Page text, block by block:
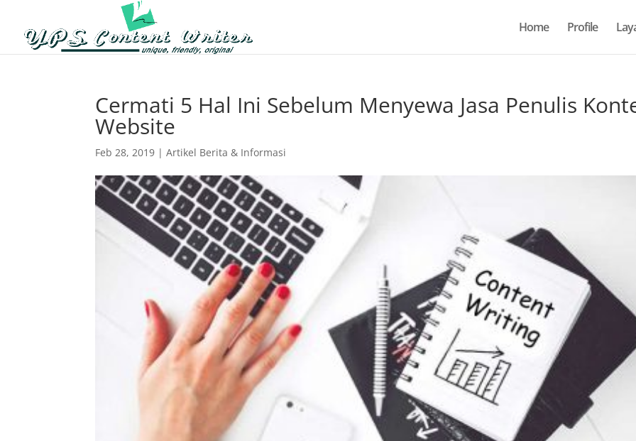
Home Profile
Cermati 5 Hal Ini Sebelum Menyewa Jasa Penulis
Website
Feb 28, 2019 |Artikel Berita & Informasi